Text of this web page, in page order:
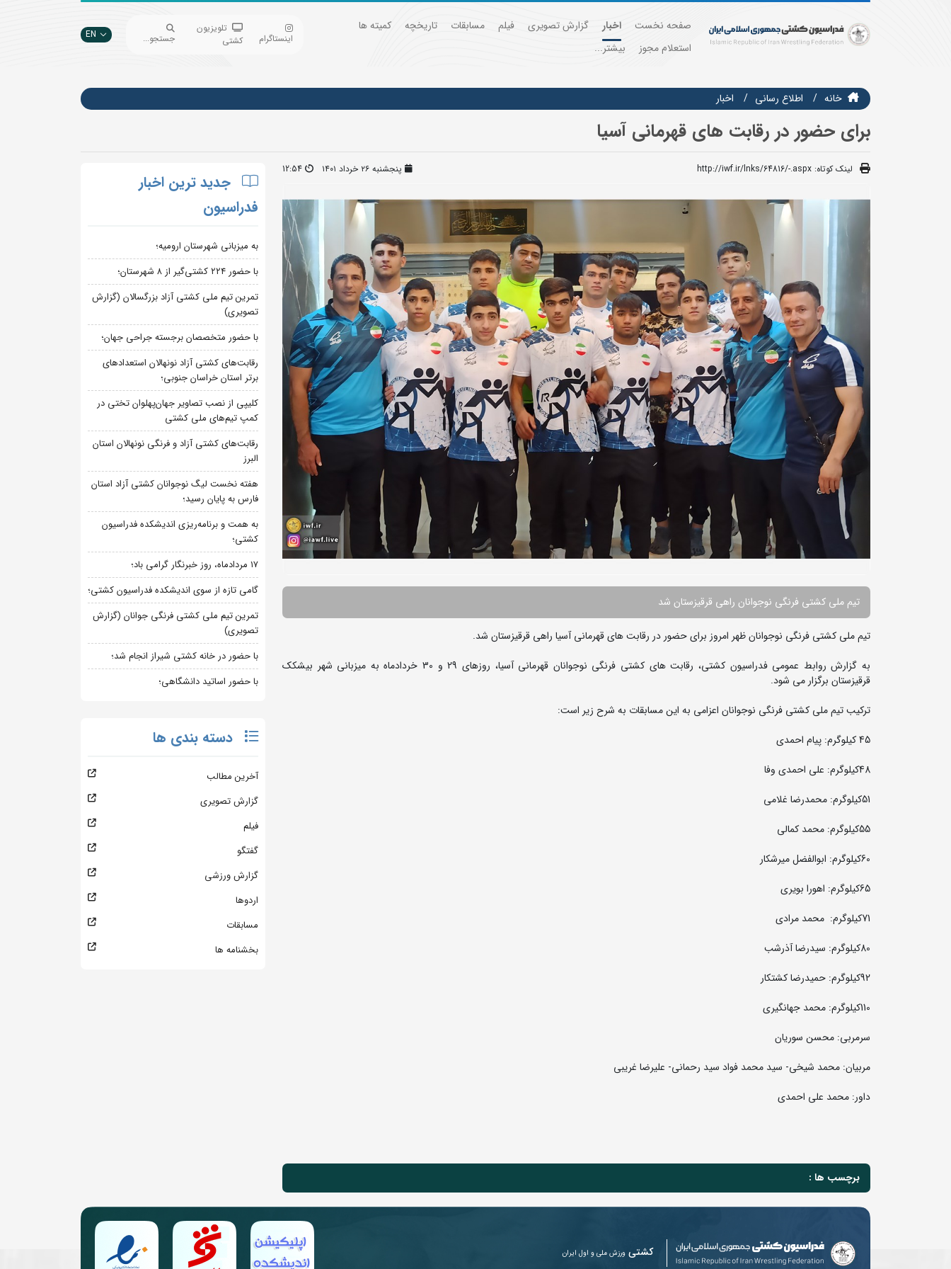
صفحه نخست اخبار گزارش تصویری فیلم مسابقات تاریخچه
کمیته ها
استعلام مجوز
بیشتر...
اینستاگرام
تلویزیون
کشتی
جستجو... EN
خانه اطلاع رسانی اخبار
برای حضور در رقابت های قهرمانی آسیا
لینک کوتاه: http://iwf.ir/lnks/64816/-.aspx پنجشنبه ۲۶ خرداد ۱۴۰۱ 12:54
تیم ملی کشتی فرنگی نوجوانان راهی قرقیزستان شد
تیم ملی کشتی فرنگی نوجوانان ظهر امروز برای حضور در رقابت های قهرمانی آسیا راهی قرقیزستان شد.
به گزارش روابط عمومی فدراسیون کشتی، رقابت های کشتی فرنگی نوجوانان قهرمانی آسیا، روزهای 29 و 30 خردادماه به میزبانی شهر بیشکک
قرقیزستان برگزار می شود.
ترکیب تیم ملی کشتی فرنگی نوجوانان اعزامی به این مسابقات به شرح زیر است:
45 کیلوگرم: پیام احمدی
48کیلوگرم: علی احمدی وفا
51کیلوگرم: محمدرضا غلامی
55کیلوگرم: محمد کمالی
60کیلوگرم: ابوالفضل میرشکار
65کیلوگرم: اهورا بویری
71کیلوگرم: محمد مرادی
80کیلوگرم: سیدرضا آذرشب
92کیلوگرم: حمیدرضا کشتکار
110کیلوگرم: محمد جهانگیری
سرمربی: محسن سوریان
مربیان: محمد شیخی- سید محمد فواد سید رحمانی- علیرضا غریبی
داور: محمد علی احمدی
برچسب ها :
جدید ترین اخبار
فدراسیون
به میزبانی شهرستان ارومیه؛
با حضور ۲۲۴ کشتی‌گیر از ۸ شهرستان؛
تمرین تیم ملی کشتی آزاد بزرگسالان (گزارش
تصویری)
با حضور متخصصان برجسته جراحی جهان؛
رقابت‌های کشتی آزاد نونهالان استعدادهای
برتر استان خراسان جنوبی؛
کلیپی از نصب تصاویر جهان‌پهلوان تختی در
کمپ تیم‌های ملی کشتی
رقابت‌های کشتی آزاد و فرنگی نونهالان استان
البرز
هفته نخست لیگ نوجوانان کشتی آزاد استان
فارس به پایان رسید؛
به همت و برنامه‌ریزی اندیشکده فدراسیون
کشتی؛
۱۷ مردادماه، روز خبرنگار گرامی باد؛
گامی تازه از سوی اندیشکده فدراسیون کشتی؛
تمرین تیم ملی کشتی فرنگی جوانان (گزارش
تصویری)
با حضور در خانه کشتی شیراز انجام شد؛
با حضور اساتید دانشگاهی؛
دسته بندی ها
آخرین مطالب
گزارش تصویری
فیلم
گفتگو
گزارش ورزشی
اردوها
مسابقات
بخشنامه ها
کشتی ورزش ملی و اول ایران